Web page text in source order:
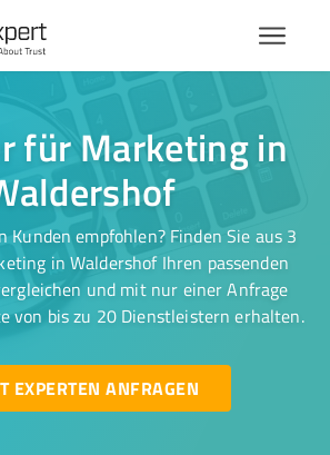
für Marketing in
Kunden empfohlen? Finden Sie aus 3
in Waldershof Ihren passenden
und mit nur einer Anfrage
von bis zu 20 Dienstleistern erhalten.
EXPERTEN ANFRAGEN